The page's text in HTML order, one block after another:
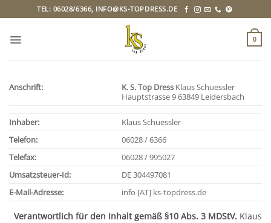
Inhalt
TEL: 06028/6366, INFO@KS-TOPDRESS.DE
0
Anschrift: K. S. Top Dress Klaus Schuessler
Hauptstrasse 9 63849 Leidersbach
Inhaber:
Klaus Schuessler
Telefon:
06028 / 6366
Telefax:
06028 / 995027
Umsatzsteuer-Id:
DE 304497081
E-Mail-Adresse:
info [AT] ks-topdress.de
Verantwortlich für den Inhalt gemäß §10 Abs. 3 MDStV. Klaus